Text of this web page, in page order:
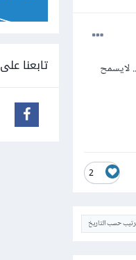
لايسمح
2
حسب التاريخ
تابعنا على